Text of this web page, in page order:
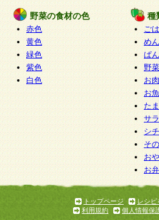
野菜の食材の色
赤色
黄色
緑色
紫色
白色
種
ご
めん
ぱん
野
お
お
た
サ
シ
そ
お
お
トップページ
レシピ
利用規約
個人情報保